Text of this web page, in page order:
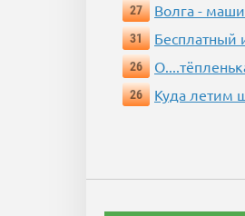
27
Волга -
31
Бесплатный
26
26
Куда летим